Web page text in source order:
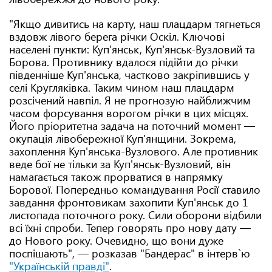
"Якщо дивитись на карту, наш плацдарм тягнеться
вздовж лівого берега річки Оскіл. Ключові
населені пункти: Куп'янськ, Куп'янськ-Вузловий та
Борова. Противнику вдалося підійти до річки
південніше Куп'янська, частково закріпившись у
селі Кругляківка. Таким чином наш плацдарм
розсічений навпіл. Я не прогнозую найближчим
часом форсування ворогом річки в цих місцях.
Його пріоритетна задача на поточний момент —
окупація лівобережної Куп'янщини. Зокрема,
захоплення Куп'янська-Вузлового. Але противник
веде бої не тільки за Куп'янськ-Вузловий, він
намагається також прорватися в напрямку
Борової. Попередньо командування Росії ставило
завдання фронтовикам захопити Куп'янськ до 1
листопада поточного року. Сили оборони відбили
всі їхні спроби. Тепер говорять про нову дату —
до Нового року. Очевидно, що вони дуже
поспішають", — розказав "Бандерас" в інтерв`ю
"Українській правді".